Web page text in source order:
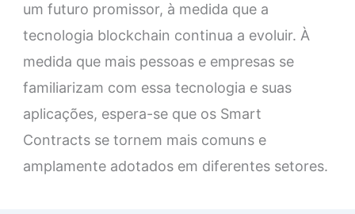
um futuro promissor, à medida que a
tecnologia blockchain continua a evoluir. À
medida que mais pessoas e empresas se
familiarizam com essa tecnologia e suas
aplicações, espera-se que os Smart
Contracts se tornem mais comuns e
amplamente adotados em diferentes setores.